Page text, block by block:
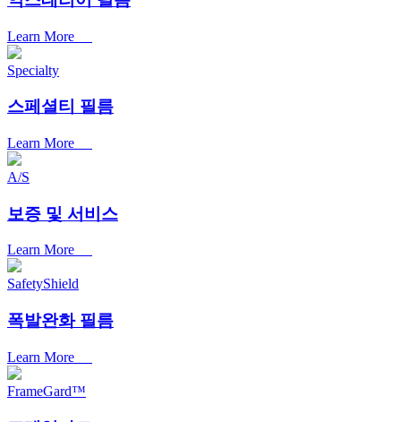
Learn More
Specialty
스페셜티 필름
Learn More
A/S
보증 및 서비스
Learn More
SafetyShield
폭발완화 필름
Learn More
FrameGard™